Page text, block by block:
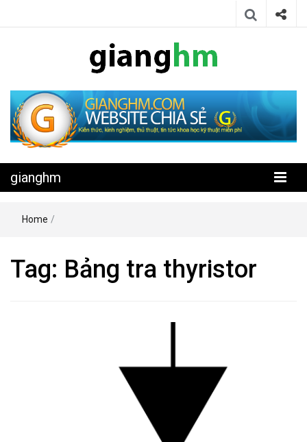
gianghm
kỹ thuật miễn phí
gianghm
Home /
Tag: Bảng tra thyristor